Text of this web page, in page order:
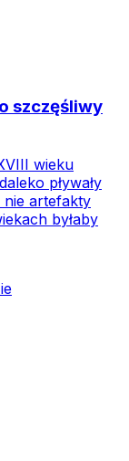
szczęśliwy
wieku
pływały
nie artefakty
byłaby